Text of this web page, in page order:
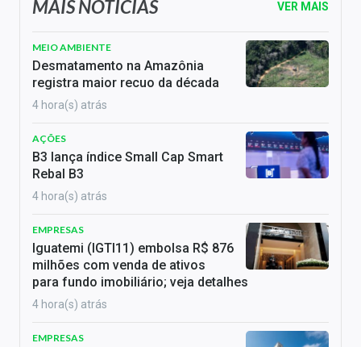
MAIS NOTÍCIAS VER MAIS
MEIO AMBIENTE
Desmatamento na Amazônia
registra maior recuo da década
4 hora(s) atrás
AÇÕES
B3 lança índice Small Cap Smart
Rebal B3
4 hora(s) atrás
EMPRESAS
Iguatemi (IGTI11) embolsa R$ 876
milhões com venda de ativos
para fundo imobiliário; veja detalhes
4 hora(s) atrás
EMPRESAS